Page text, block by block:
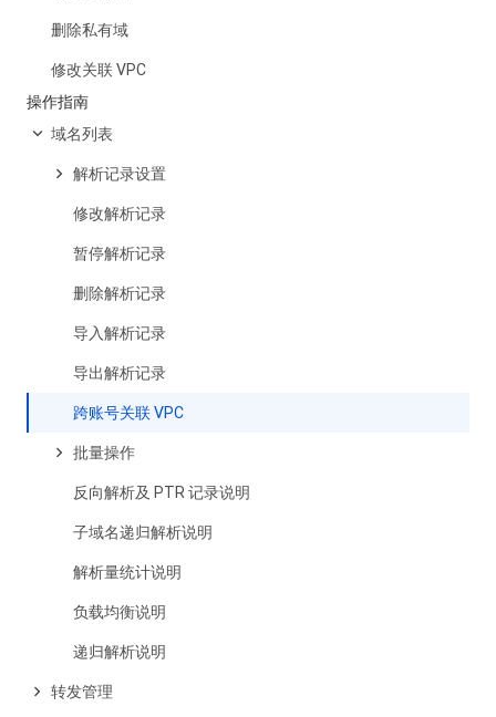
删除私有域
修改关联 VPC
操作指南
域名列表
解析记录设置
修改解析记录
暂停解析记录
删除解析记录
导入解析记录
导出解析记录
跨账号关联 VPC
批量操作
反向解析及 PTR 记录说明
子域名递归解析说明
解析量统计说明
负载均衡说明
递归解析说明
转发管理